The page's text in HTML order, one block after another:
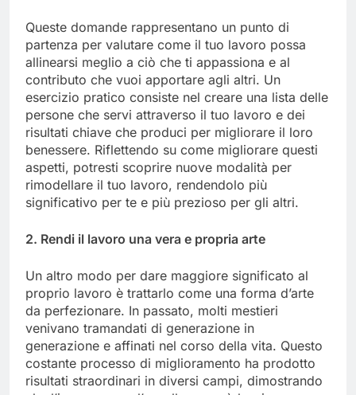
Queste domande rappresentano un punto di
partenza per valutare come il tuo lavoro possa
allinearsi meglio a ciò che ti appassiona e al
contributo che vuoi apportare agli altri. Un
esercizio pratico consiste nel creare una lista delle
persone che servi attraverso il tuo lavoro e dei
risultati chiave che produci per migliorare il loro
benessere. Riflettendo su come migliorare questi
aspetti, potresti scoprire nuove modalità per
rimodellare il tuo lavoro, rendendolo più
significativo per te e più prezioso per gli altri.
2. Rendi il lavoro una vera e propria arte
Un altro modo per dare maggiore significato al
proprio lavoro è trattarlo come una forma d’arte
da perfezionare. In passato, molti mestieri
venivano tramandati di generazione in
generazione e affinati nel corso della vita. Questo
costante processo di miglioramento ha prodotto
risultati straordinari in diversi campi, dimostrando